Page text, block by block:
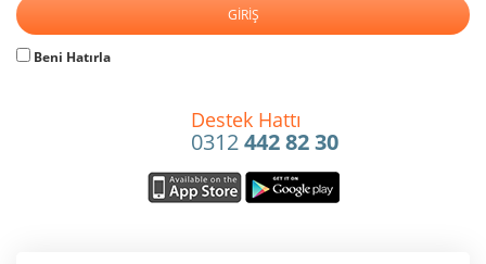
Beni Hatırla
Destek Hattı
0312442 82 30